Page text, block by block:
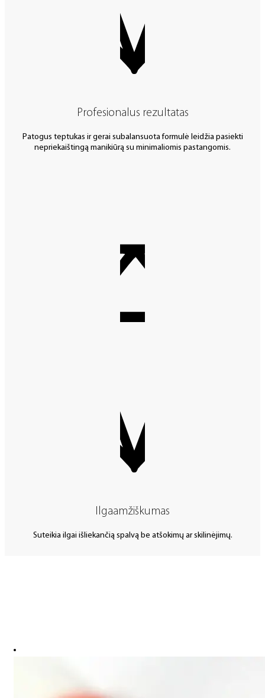
Profesionalus rezultatas
Patogus teptukas ir gerai subalansuota formulė leidžia pasiekti
nepriekaištingą manikiūrą su minimaliomis pastangomis.
Ilgaamžiškumas
Suteikia ilgai išliekančią spalvą be atšokimų ar skilinėjimų.